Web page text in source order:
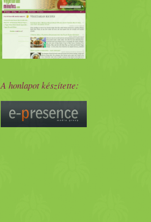
A honlapot készítette: